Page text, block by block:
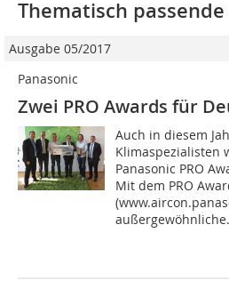
Thematisch
Ausgabe 05/2017
Panasonic
Zwei PRO Awards für
Auch in diesem
Klimaspezialisten
Panasonic PRO
Mit dem PRO